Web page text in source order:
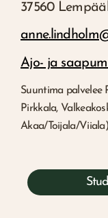
37560
Ajo- ja
Suuntima palvelee
Pirkkala,
Akaa/Toijala/